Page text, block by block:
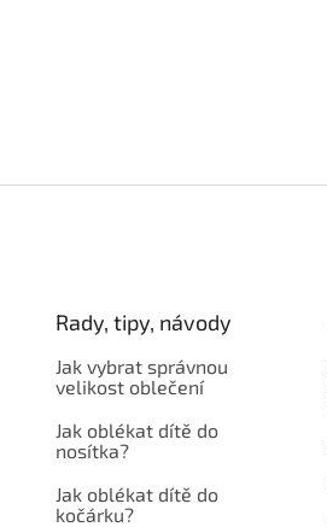
Rady, tipy, návody
Jak vybrat správnou
velikost oblečení
Jak oblékat dítě do
nosítka?
Jak oblékat dítě do
kočárku?